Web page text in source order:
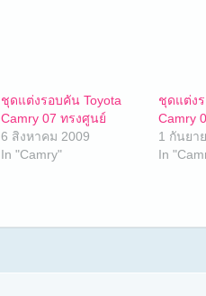
ชุดแต่งรอบคัน Toyota
Camry 07 ทรงศูนย์
6 สิงหาคม 2009
In "Camry"
ชุดแต่ง
Camry
1 กันยา
In